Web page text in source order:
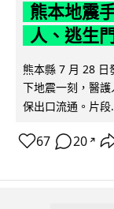
熊本地震
人、逃生
熊本縣 7 月 28 日
下地震一刻，醫
保出口流通。片段
67 20 ↗